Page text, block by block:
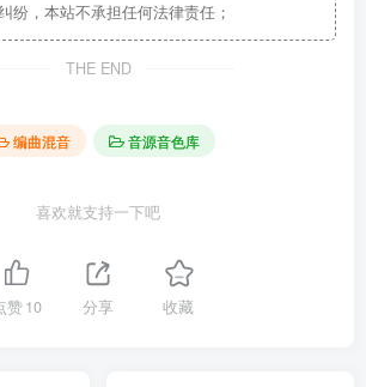
纷，本站不承担任何法律责任；
THE END
编曲混音 音源音色库
喜欢就支持一下吧
赞10 分享 收藏